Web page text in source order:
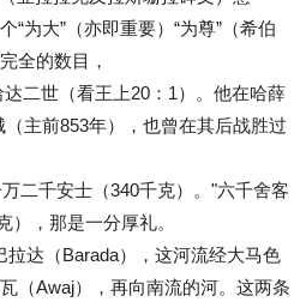
“为大”（亦即重要）“为尊”（希伯
全的数目，
二世（看王上20：1）。他在哈薛
主前853年），也曾在其后战胜过
二千安士（340千克）。"六千舍客
），那是一分厚礼。
达（Barada），这河流经大马色
（Awaj），再向南流的河。这两条